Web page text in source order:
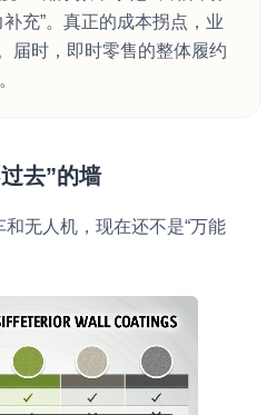
充”。真正的成本拐点，业
届时，即时零售的整体履约
去”的墙
无人机，现在还不是“万能